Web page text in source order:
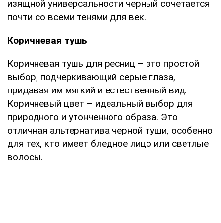
изящной универсальности черный сочетается
почти со всеми тенями для век.
Коричневая тушь
Коричневая тушь для ресниц – это простой
выбор, подчеркивающий серые глаза,
придавая им мягкий и естественный вид.
Коричневый цвет – идеальный выбор для
природного и утонченного образа. Это
отличная альтернатива черной туши, особенно
для тех, кто имеет бледное лицо или светлые
волосы.